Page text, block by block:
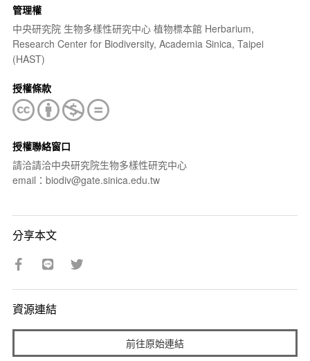
管理權
中央研究院 生物多樣性研究中心 植物標本館 Herbarium,
Research Center for Biodiversity, Academia Sinica, Taipei
(HAST)
授權條款
授權聯絡窗口
請洽請洽中央研究院生物多樣性研究中心
email：biodiv@gate.sinica.edu.tw
分享本文
資源連結
前往原始連結